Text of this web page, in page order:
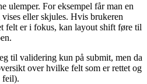
ulemper. For eksempel får man en
eller skjules. Hvis brukeren
felt er i fokus, kan layout shift føre til
til validering kun på submit, men da
over hvilke felt som er rettet og
feil).